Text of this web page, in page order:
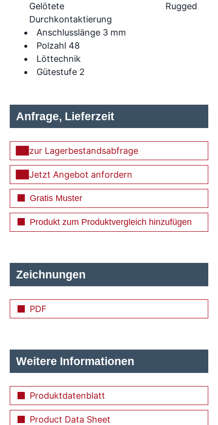
Anschlusslänge 3 mm
Polzahl 48
Löttechnik
Gütestufe 2
Gelötete
Durchkontaktierung
Rugged
Zeichnungen
PDF
Weitere Informationen
Produktdatenblatt
Product Data Sheet
Anfrage, Lieferzeit
zur Lagerbestandsabfrage
Jetzt Angebot anfordern
Gratis Muster
Produkt zum Produktvergleich hinzufügen